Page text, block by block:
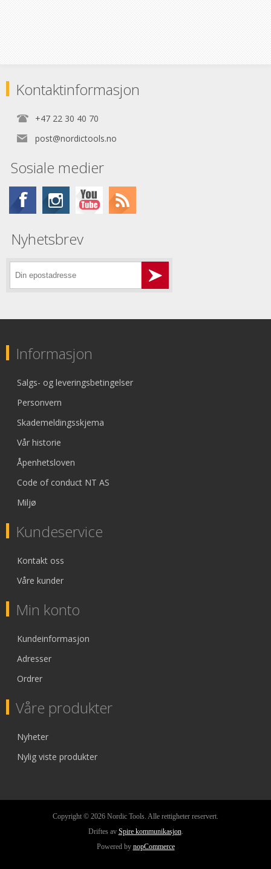
Kontaktinformasjon
+47 22 30 40 70
post@nordictools.no
Sosiale medier
Nyhetsbrev
Informasjon
Salgs- og leveringsbetingelser
Personvern
Skademeldingsskjema
Vår historie
Åpenhetsloven
Code of conduct NT AS
Miljø
Kundeservice
Kontakt oss
Våre kunder
Min konto
Kundeinformasjon
Adresser
Ordrer
Våre produkter
Nyheter
Nylig viste produkter
Copyright © 2026 Nordic Tools. Alle rettigheter reservert.
Driftes av Spire kommunikasjon.
Powered by nopCommerce